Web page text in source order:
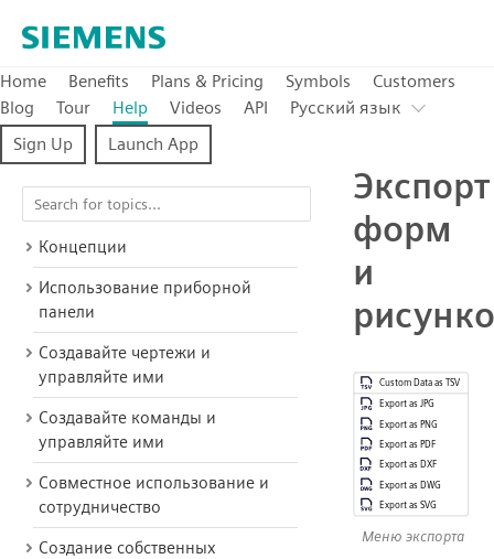
Home Benefits Plans & Pricing Symbols
Customers
Blog
Tour Help Videos API
Pусский язык
Sign Up
Launch App
Концепции
Использование приборной
панели
Создавайте чертежи и
управляйте ими
Создавайте команды и
управляйте ими
Совместное использование и
сотрудничество
Создание собственных
Экспорт
форм
и
Меню экспорта